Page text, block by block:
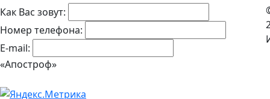
Как Вас зовут:
Номер телефона:
E-mail:
«Апостроф»